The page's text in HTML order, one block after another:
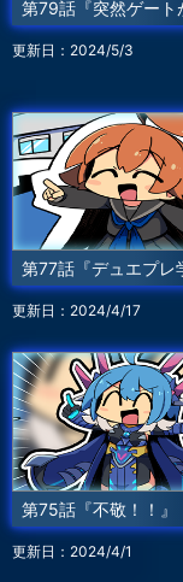
第79話『突然ゲート
更新日：2024/5/3
第77話『デュエプレ
更新日：2024/4/17
第75話『不敬！！』
更新日：2024/4/1